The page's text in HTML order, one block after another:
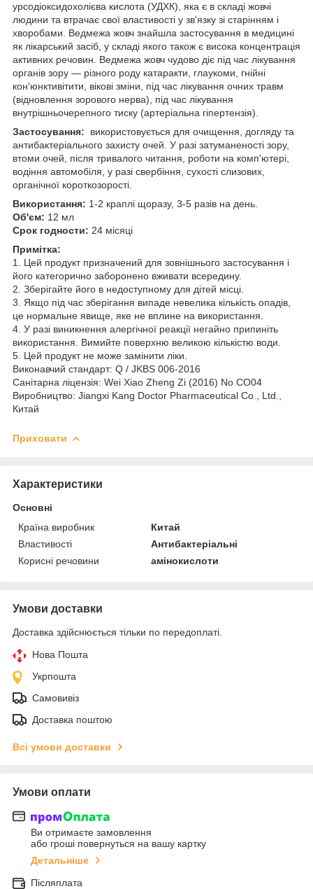
урсодіоксидохолієва кислота (УДХК), яка є в складі жовчі
людини та втрачає свої властивості у зв'язку зі старінням і
хворобами. Ведмежа жовч знайшла застосування в медицині
як лікарський засіб, у складі якого також є висока концентрація
активних речовин. Ведмежа жовч чудово діє під час лікування
органів зору — різного роду катаракти, глаукоми, гнійні
кон'юнктивітити, вікові зміни, під час лікування очних травм
(відновлення зорового нерва), під час лікування
внутрішньочерепного тиску (артеріальна гіпертензія).
Застосування: використовується для очищення, догляду та
антибактеріального захисту очей. У разі затуманеності зору,
втоми очей, після тривалого читання, роботи на комп'ютері,
водіння автомобіля, у разі свербіння, сухості слизових,
органічної короткозорості.
Використання: 1-2 краплі щоразу, 3-5 разів на день.
Об'єм: 12 мл
Срок годности: 24 місяці
Примітка:
1. Цей продукт призначений для зовнішнього застосування і
його категорично заборонено вживати всередину.
2. Зберігайте його в недоступному для дітей місці.
3. Якщо під час зберігання випаде невелика кількість опадів,
це нормальне явище, яке не вплине на використання.
4. У разі виникнення алергічної реакції негайно припиніть
використання. Вимийте поверхню великою кількістю води.
5. Цей продукт не може замінити ліки.
Виконавчий стандарт: Q / JKBS 006-2016
Санітарна ліцензія: Wei Xiao Zheng Zi (2016) No CO04
Виробництво: Jiangxi Kang Doctor Pharmaceutical Co., Ltd.,
Китай
Приховати
Характеристики
Основні
Країна виробник
Китай
Властивості
Антибактеріальні
Корисні речовини
амінокислоти
Умови доставки
Доставка здійснюється тільки по передоплаті.
Нова Пошта
Укрпошта
Самовивіз
Доставка поштою
Всі умови доставки
Умови оплати
Ви отримаєте замовлення
або гроші повернуться на вашу картку
Детальніше
Післяплата